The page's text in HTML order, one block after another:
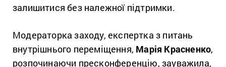
залишитися без належної підтримки.
Модераторка заходу, експертка з питань
внутрішнього переміщення, Марія Красненко,
розпочинаючи пресконференцію, зауважила,